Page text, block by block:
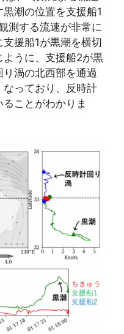
潮の位置を支援船1
測する流速が非常に
援船1が黒潮を横切
ように、支援船2が黒
渦の北西部を通過
っており、反時計
ことがわかりま